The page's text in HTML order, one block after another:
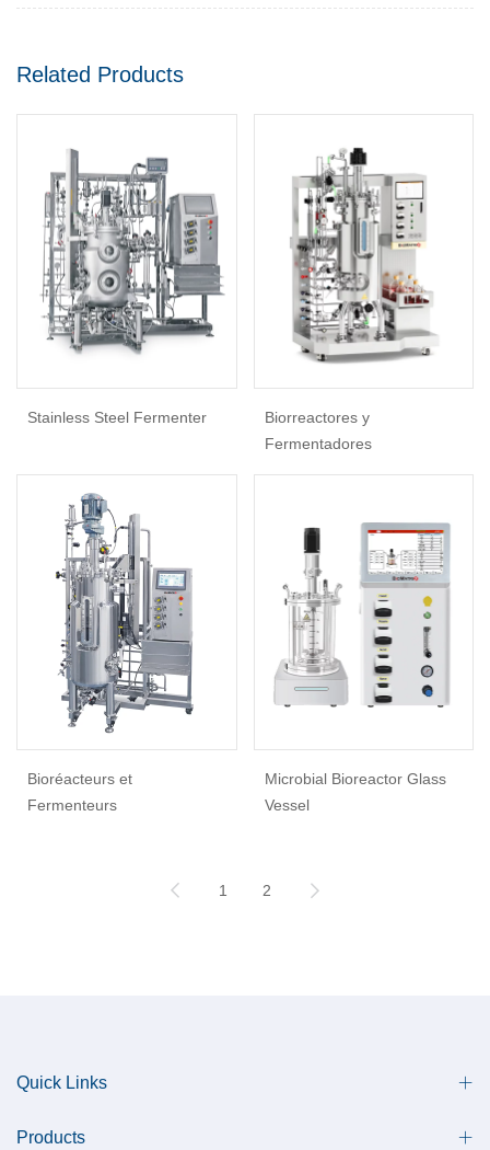
Related Products
Stainless Steel Fermenter
Biorreactores y
Fermentadores
Bioréacteurs et
Fermenteurs
Microbial Bioreactor Glass
Vessel
1 2
Quick Links
Products